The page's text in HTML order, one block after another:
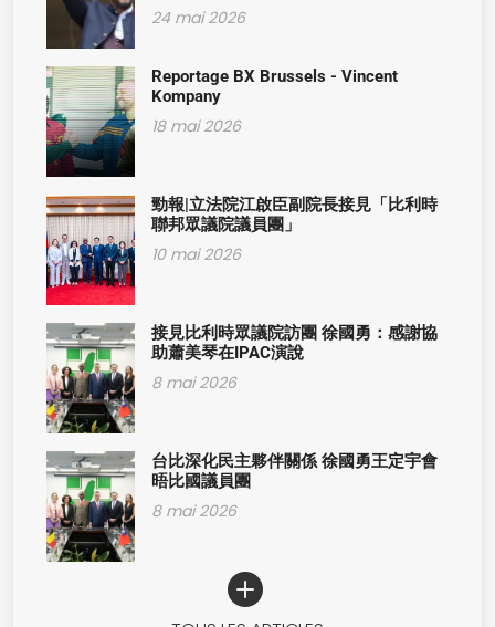
24 mai 2026
Reportage BX Brussels - Vincent
Kompany
18 mai 2026
勁報|立法院江啟臣副院長接見「比利時
聯邦眾議院議員團」
10 mai 2026
接見比利時眾議院訪團 徐國勇：感謝協
助蕭美琴在IPAC演說
8 mai 2026
台比深化民主夥伴關係 徐國勇王定宇會
晤比國議員團
8 mai 2026